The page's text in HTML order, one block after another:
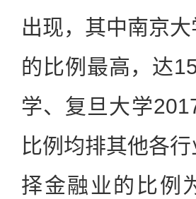
出现，其中南京
的比例最高，达
学、复旦大学
比例均排其他各
择金融业的比例